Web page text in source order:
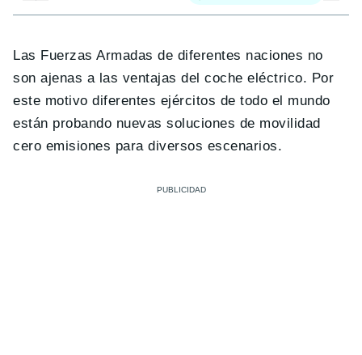
Las Fuerzas Armadas de diferentes naciones no
son ajenas a las ventajas del coche eléctrico. Por
este motivo diferentes ejércitos de todo el mundo
están probando nuevas soluciones de movilidad
cero emisiones para diversos escenarios.